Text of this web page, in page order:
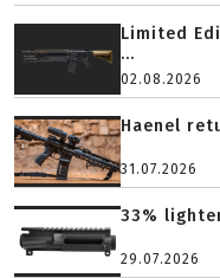
Limited
...
02.08.2026
Haenel
31.07.2026
33%
29.07.2026